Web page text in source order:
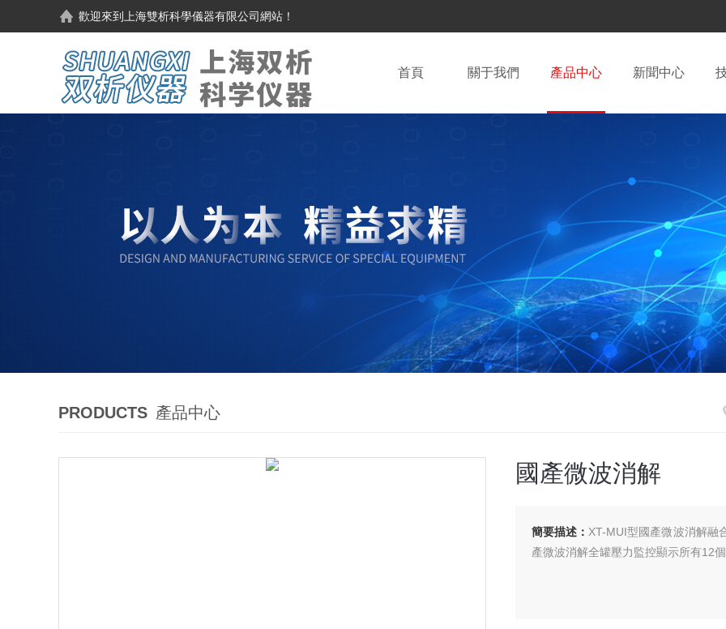
歡迎來到 上海雙析科學儀器有限公司網站！
首頁 關于我們 產品中心 新聞中心
PRODUCTS 產品中心
國產微波消解
簡要描述： XT-MUI型國產微波消解融
產微波消解全罐壓力監控顯示所有12